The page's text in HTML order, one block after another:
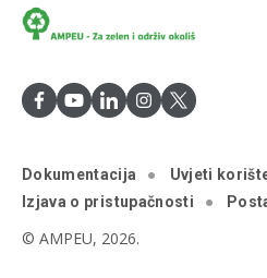
Dokumentacija Uvjeti
Izjava o pristupačnosti
© AMPEU, 2026.